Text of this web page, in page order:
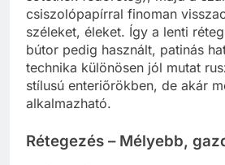
csiszolópapírral finoman
széleket, éleket. Így a lenti
bútor pedig használt, patinás
technika különösen jól mutat
stílusú enteriőrökben, de akár
alkalmazható.
Rétegezés – Mélyebb,